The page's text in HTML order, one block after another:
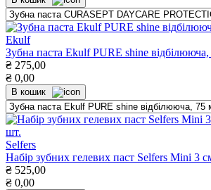
Ekulf
Зубна паста Ekulf PURE shine
₴ 275,00
₴ 0,00
В кошик
Selfers
Набір зубних гелевих паст Selfers Mini 3
₴ 525,00
₴ 0,00